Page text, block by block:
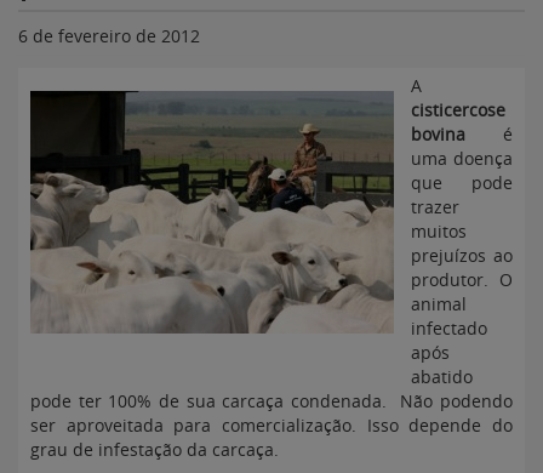
6 de fevereiro de 2012
A
cisticercose
bovina é
uma doença
que pode
trazer
muitos
prejuízos ao
produtor. O
animal
infectado
após
abatido
pode ter 100% de sua carcaça condenada. Não podendo
ser aproveitada para comercialização. Isso depende do
grau de infestação da carcaça.